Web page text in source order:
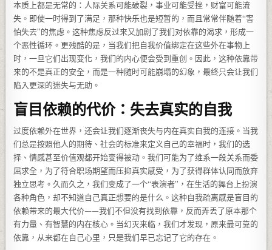
本质上都是无常的：人际关系可能破裂，事业可能受挫，财富可能流
失。即使一时得到了满足，那种快乐也是短暂的，而且常常伴随着“害
怕失去”的焦虑。这种焦虑反过来又加剧了我们对依靠的渴求，形成一
个恶性循环。更残酷的是，当我们把自我价值绑定在这些外在事物上
时，一旦它们出现变化，我们的内心便会受到重创。因此，这种依靠带
来的不是真正的安全，而是一种随时可能崩塌的幻象，最终只会让我们
陷入更深的迷失与无助。
盲目依赖的代价：失去真实的自我
过度依赖外在世界，还会让我们逐渐丧失与内在真实自我的连接。当我
们总是按照他人的期待、社会的标准来定义自己的幸福时，我们的选
择、情感甚至价值观都开始变得被动。我们可能为了维系一段关系而委
屈求全，为了符合职场期望而压抑真实感受，为了获得群体认同而放弃
独立思考。久而久之，我们变成了一个“表演者”，在生活的舞台上扮演
各种角色，却不知道自己真正想要的是什么。这种自我疏离感是盲目的
依赖带来的最大代价——我们不但没有找到依靠，反而弄丢了原本那个
有力量、有智慧的内在核心。当幻灭来临，我们才发现，原来最可靠的
依靠，从来都在自己心里，只是我们早已忘记了它的存在。